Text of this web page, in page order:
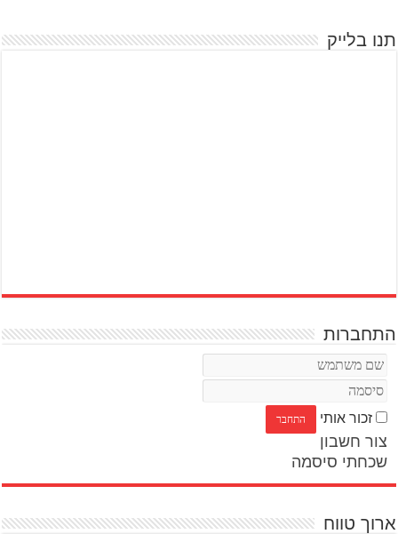
תנו בלייק
התחברות
זכור אותי
צור חשבון
שכחתי סיסמה
ארוך טווח